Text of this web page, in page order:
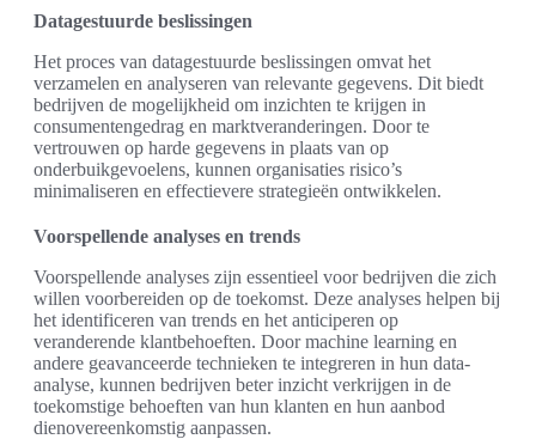
Datagestuurde beslissingen
Het proces van datagestuurde beslissingen omvat het
verzamelen en analyseren van relevante gegevens. Dit biedt
bedrijven de mogelijkheid om inzichten te krijgen in
consumentengedrag en marktveranderingen. Door te
vertrouwen op harde gegevens in plaats van op
onderbuikgevoelens, kunnen organisaties risico’s
minimaliseren en effectievere strategieën ontwikkelen.
Voorspellende analyses en trends
Voorspellende analyses zijn essentieel voor bedrijven die zich
willen voorbereiden op de toekomst. Deze analyses helpen bij
het identificeren van trends en het anticiperen op
veranderende klantbehoeften. Door machine learning en
andere geavanceerde technieken te integreren in hun data-
analyse, kunnen bedrijven beter inzicht verkrijgen in de
toekomstige behoeften van hun klanten en hun aanbod
dienovereenkomstig aanpassen.